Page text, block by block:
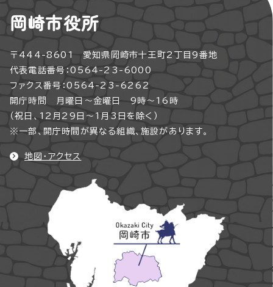
岡崎市役所
〒444-8601 愛知県岡崎市十王町2丁目9番地
代表電話番号：0564-23-6000
ファクス番号：0564-23-6262
開庁時間 月曜日～金曜日 9時～16時
（祝日、12月29日～1月3日を除く）
※一部、開庁時間が異なる組織、施設があります。
地図・アクセス